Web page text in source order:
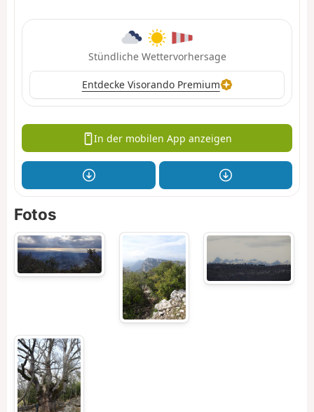
Stündliche Wettervorhersage
Entdecke Visorando Premium
In der mobilen App anzeigen
Fotos